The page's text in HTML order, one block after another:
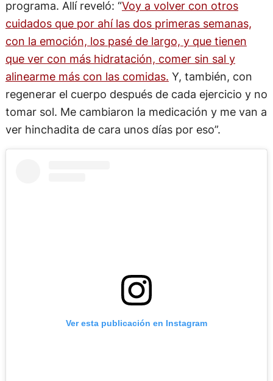
programa. Allí reveló: “Voy a volver con otros
cuidados que por ahí las dos primeras semanas,
con la emoción, los pasé de largo, y que tienen
que ver con más hidratación, comer sin sal y
alinearme más con las comidas. Y, también, con
regenerar el cuerpo después de cada ejercicio y no
tomar sol. Me cambiaron la medicación y me van a
ver hinchadita de cara unos días por eso”.
Ver esta publicación en Instagram